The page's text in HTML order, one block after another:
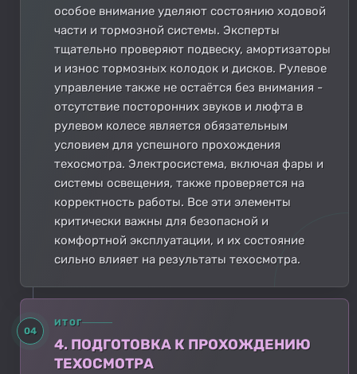
особое внимание уделяют состоянию ходовой
части и тормозной системы. Эксперты
тщательно проверяют подвеску, амортизаторы
и износ тормозных колодок и дисков. Рулевое
управление также не остаётся без внимания -
отсутствие посторонних звуков и люфта в
рулевом колесе является обязательным
условием для успешного прохождения
техосмотра. Электросистема, включая фары и
системы освещения, также проверяется на
корректность работы. Все эти элементы
критически важны для безопасной и
комфортной эксплуатации, и их состояние
сильно влияет на результаты техосмотра.
04
ИТОГ
4. ПОДГОТОВКА К ПРОХОЖДЕНИЮ
ТЕХОСМОТРА